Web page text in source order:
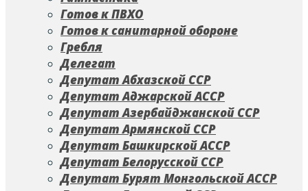
Готов к ПВХО
Готов к санитарной обороне
Гребля
Делегат
Депутат Абхазской ССР
Депутат Аджарской АССР
Депутат Азербайджанской ССР
Депутат Армянской ССР
Депутат Башкирской АССР
Депутат Белорусской ССР
Депутат Бурят Монгольской АССР